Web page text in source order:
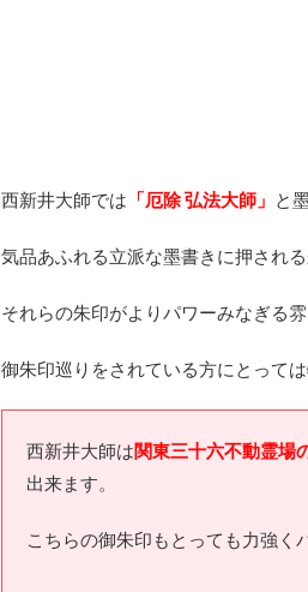
西新井大師では 「厄除 弘法大師」 と
気品あふれる立派な墨書きに押され
それらの朱印がよりパワーみなぎる
御朱印巡りをされている方にとって
西新井大師は関東三十六不動霊場
出来ます。
こちらの御朱印もとっても力強く